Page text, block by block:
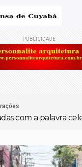
PUBLICIDADE
com a palavra